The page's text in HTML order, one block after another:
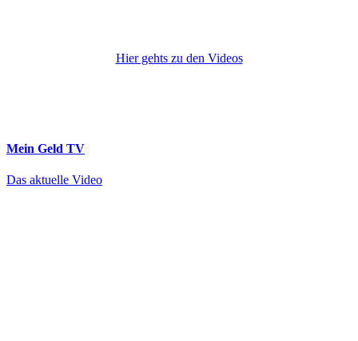
Hier gehts zu den Videos
Mein Geld TV
Das aktuelle Video